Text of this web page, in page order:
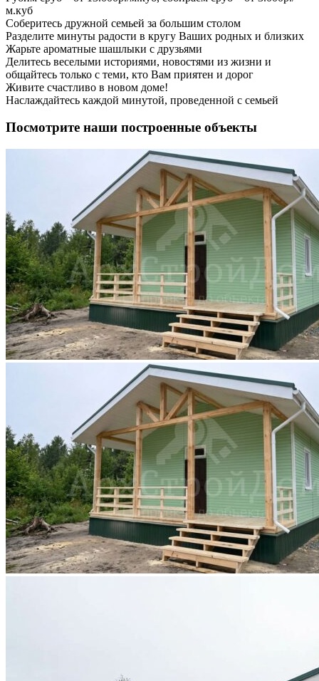
м.куб
Соберитесь дружной семьей за большим столом
Разделите минуты радости в кругу Ваших родных и близких
Жарьте ароматные шашлыки с друзьями
Делитесь веселыми историями, новостями из жизни и
общайтесь только с теми, кто Вам приятен и дорог
Живите счастливо в новом доме!
Наслаждайтесь каждой минутой, проведенной с семьей
Посмотрите наши построенные объекты